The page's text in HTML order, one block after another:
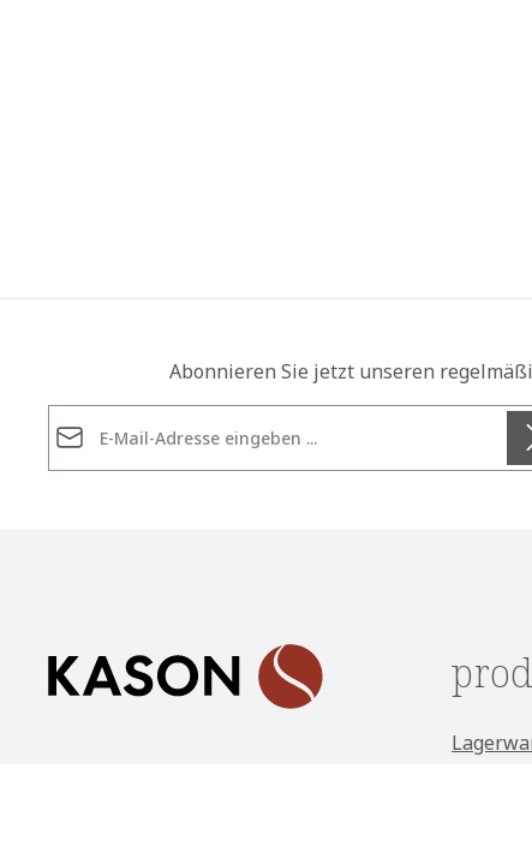
Abonnieren Sie jetzt unseren